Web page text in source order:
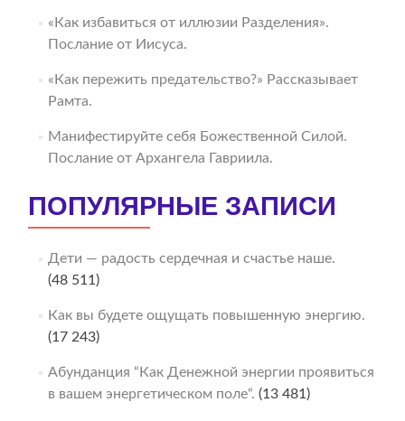
«Как избавиться от иллюзии Разделения».
Послание от Иисуса.
«Как пережить предательство?» Рассказывает
Рамта.
Манифестируйте себя Божественной Силой.
Послание от Архангела Гавриила.
ПОПУЛЯРНЫЕ ЗАПИСИ
Дети — радость сердечная и счастье наше.
(48 511)
Как вы будете ощущать повышенную энергию.
(17 243)
Абунданция “Как Денежной энергии проявиться
в вашем энергетическом поле“. (13 481)